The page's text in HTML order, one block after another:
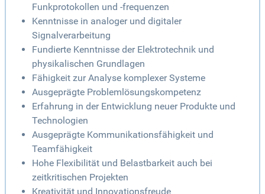
Funkprotokollen und -frequenzen
Kenntnisse in analoger und digitaler
Signalverarbeitung
Fundierte Kenntnisse der Elektrotechnik und
physikalischen Grundlagen
Fähigkeit zur Analyse komplexer Systeme
Ausgeprägte Problemlösungskompetenz
Erfahrung in der Entwicklung neuer Produkte und
Technologien
Ausgeprägte Kommunikationsfähigkeit und
Teamfähigkeit
Hohe Flexibilität und Belastbarkeit auch bei
zeitkritischen Projekten
Kreativität und Innovationsfreude